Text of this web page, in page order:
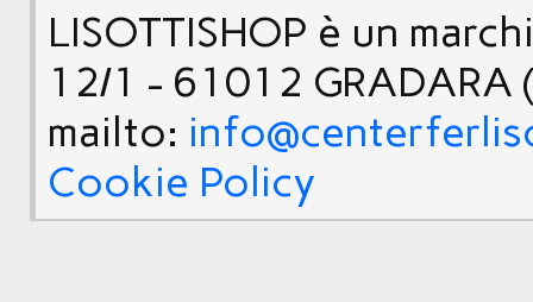
LISOTTISHOP è un
12/1 - 61012
mailto:
Cookie Policy